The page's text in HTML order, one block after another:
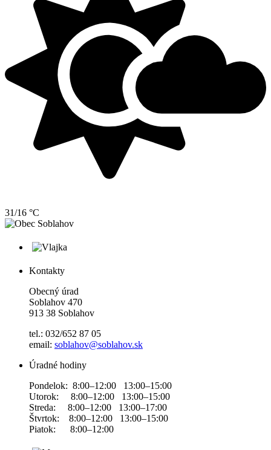
31/16 °C
Kontakty
Obecný úrad
Soblahov 470
913 38 Soblahov
tel.: 032/652 87 05
email: soblahov@soblahov.sk
Úradné hodiny
Pondelok: 8:00–12:00 13:00–15:00
Utorok: 8:00–12:00 13:00–15:00
Streda: 8:00–12:00 13:00–17:00
Štvrtok: 8:00–12:00 13:00–15:00
Piatok: 8:00–12:00